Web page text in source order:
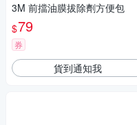
3M 前擋油膜拔除劑方便包
$79
券
貨到通知我